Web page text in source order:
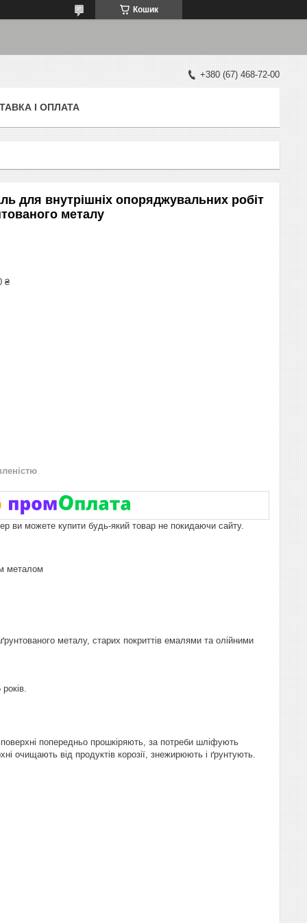
Кошик
+380 (67) 468-72-00
І ОПЛАТА
для внутрішніх опоряджувальних робіт
металу
₴
ви можете купити будь-який товар не покидаючи сайту.
металом
металу, старих покриттів емалями та олійними
попередньо прошкіряють, за потреби шліфують
очищають від продуктів корозії, знежирюють і ґрунтують.